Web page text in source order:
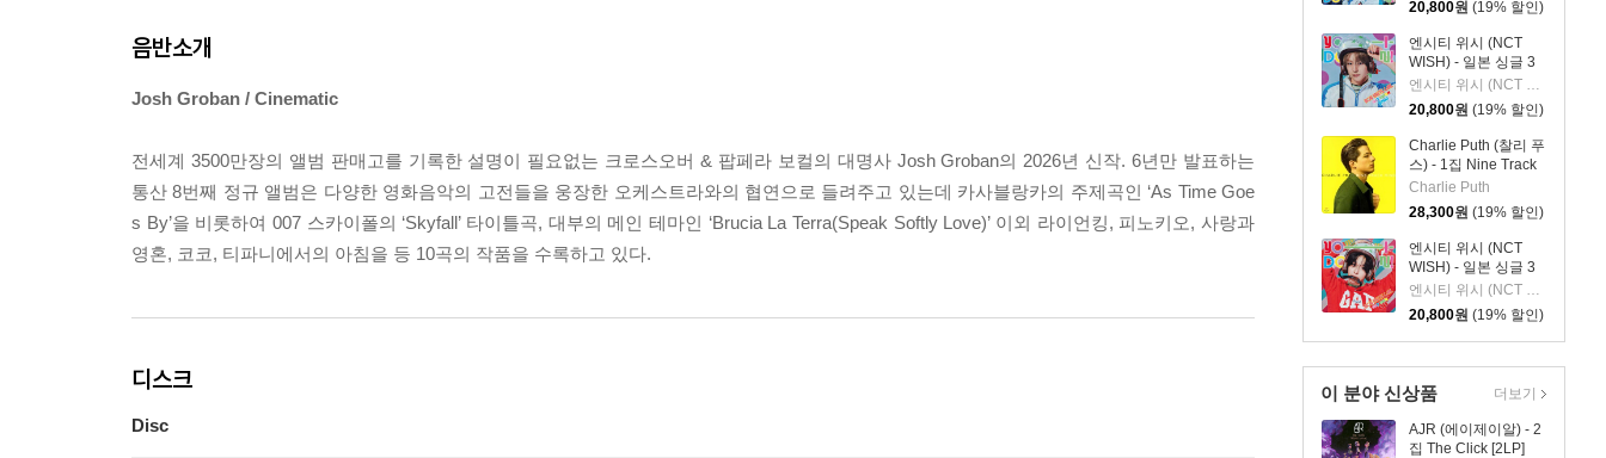
YO-I-DON! Ver.]
20,800원 (19% 할인)
엔시티 위시 (NCT
WISH) - 일본 싱글 3
집 YO-I-DON! / BOY
MEETS GIRL [YUSHI
Ver.]
엔시티 위시 (NCT WISH)
20,800원 (19% 할인)
Charlie Puth (찰리 푸
스) - 1집 Nine Track
Mind [LP]
Charlie Puth
28,300원 (19% 할인)
엔시티 위시 (NCT
WISH) - 일본 싱글 3
집 YO-I-DON! / BOY
MEETS GIRL [RIKU
Ver.]
엔시티 위시 (NCT WISH)
20,800원 (19% 할인)
이 분야 신상품
AJR (에이제이알) - 2
집 The Click [2LP]
더보기
음반소개
Josh Groban / Cinematic
전세계 3500만장의 앨범 판매고를 기록한 설명이 필요없는 크로스오버 & 팝페라 보컬의 대명사 Josh Groban의 2026년 신작. 6년만 발표하는
통산 8번째 정규 앨범은 다양한 영화음악의 고전들을 웅장한 오케스트라와의 협연으로 들려주고 있는데 카사블랑카의 주제곡인 ‘As Time Goe
s By’을 비롯하여 007 스카이폴의 ‘Skyfall’ 타이틀곡, 대부의 메인 테마인 ‘Brucia La Terra(Speak Softly Love)’ 이외 라이언킹, 피노키오, 사랑과
영혼, 코코, 티파니에서의 아침을 등 10곡의 작품을 수록하고 있다.
디스크
Disc